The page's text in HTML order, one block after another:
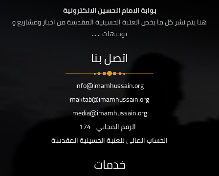
بوابة الامام الحسين الالكترونية
هنا يتم نشر كل ما يخص العتبة الحسينية المقدسة من اخبار ومشاريع و
توجيهات ......
اتصل بنا
info@imamhussain.org
maktab@imamhussain.org
media@imamhussain.org
الرقم المجاني 174
الحساب المالي للعتبة الحسينية المقدسة
خدمات